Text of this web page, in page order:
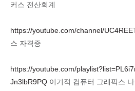
커스 전산회계
https://youtube.com/channel/
스 자격증
https://youtube.com/
Jn3lbR9PQ 이기적 컴퓨터 그래픽스